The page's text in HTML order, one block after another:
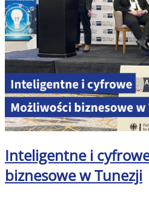
Inteligentne i
biznesowe w Tunezji